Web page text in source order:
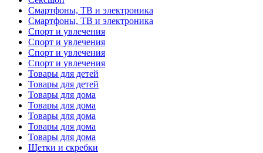
Смартфоны, ТВ и электроника
Смартфоны, ТВ и электроника
Спорт и увлечения
Спорт и увлечения
Спорт и увлечения
Спорт и увлечения
Товары для детей
Товары для детей
Товары для дома
Товары для дома
Товары для дома
Товары для дома
Товары для дома
Щетки и скребки